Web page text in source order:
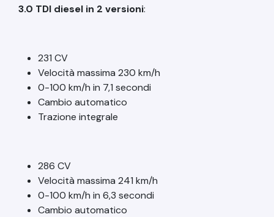
3.0 TDI diesel in 2 versioni:
231 CV
Velocità massima 230 km/h
0-100 km/h in 7,1 secondi
Cambio automatico
Trazione integrale
286 CV
Velocità massima 241 km/h
0-100 km/h in 6,3 secondi
Cambio automatico